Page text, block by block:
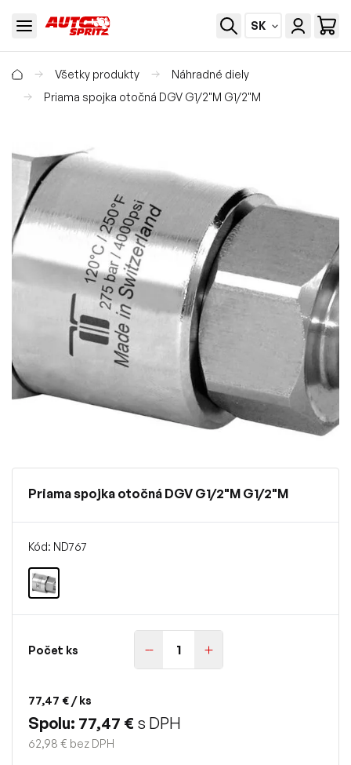
SK
Všetky produkty
Náhradné diely
Priama spojka otočná DGV G1/2"M G1/2"M
Priama spojka otočná DGV G1/2"M G1/2"M
Kód: ND767
Počet ks
77,47 € / ks
Spolu: 77,47 € s DPH
62,98 € bez DPH